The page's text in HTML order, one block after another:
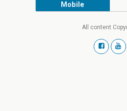
Mobile
All content